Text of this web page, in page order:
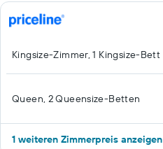
Kingsize-Zimmer, 1 Kingsize-Bett
Queen, 2 Queensize-Betten
1 weiteren Zimmerpreis anzeigen